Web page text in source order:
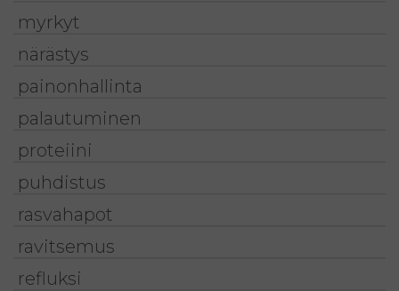
myrkyt
närästys
painonhallinta
palautuminen
proteiini
puhdistus
rasvahapot
ravitsemus
refluksi